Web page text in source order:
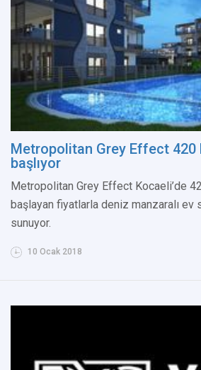
Metropolitan Grey Effect 420
başlıyor
Metropolitan Grey Effect Kocaeli’de
başlayan fiyatlarla deniz manzaralı ev
sunuyor.
10 Ocak 2018